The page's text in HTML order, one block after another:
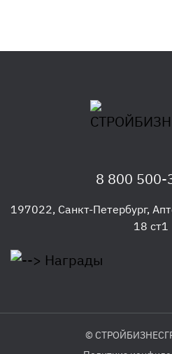
8 800 500-
197022, Санкт-Петербург,
18 ст1
©